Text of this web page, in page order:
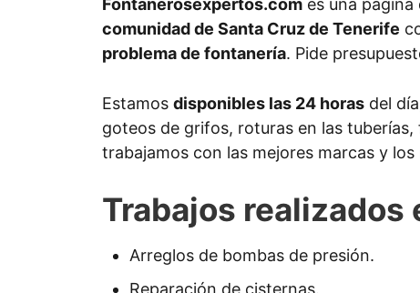
Fontanerosexpertos.com es una
comunidad de Santa Cruz de Tenerife
problema de fontanería. Pide
Estamos disponibles las 24 horas del
goteos de grifos, roturas en las
trabajamos con las mejores marcas y
Trabajos realizados
Arreglos de bombas de presión.
Reparación de cisternas.